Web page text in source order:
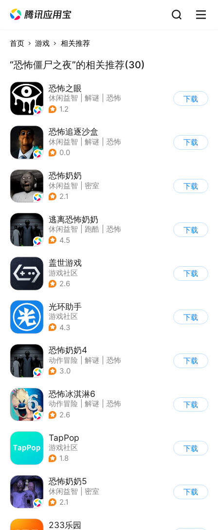
首页 游戏 相关推荐
“恐怖僵尸之夜”的相关推荐(30)
恐怖之眼
休闲益智 解谜
恐怖
| 单机
1.2
下载
恐怖追逐沙盒
休闲益智 解谜
恐怖
| 暗黑
0.0
下载
恐怖奶奶
休闲益智
密室
| 恐怖奶奶
2.1
下载
逃离恐怖奶奶
休闲益智 跑酷
恐怖
| 卡通
4.5
下载
盖世游戏
游戏社区
2.6
下载
光环助手
游戏社区
4.3
下载
恐怖奶奶4
动作冒险 解谜
恐怖
| 恐怖奶奶
3.0
下载
恐怖冰淇淋6
动作冒险 解谜
恐怖
| 暗黑
2.6
下载
TapPop
游戏社区
1.8
下载
恐怖奶奶5
休闲益智
密室
| 恐怖奶奶
2.1
下载
233乐园